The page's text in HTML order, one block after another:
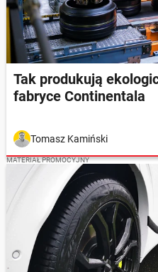
Tak produkują
fabryce Continentala
Tomasz Kamiński
MATERIAŁ PROMOCYJNY